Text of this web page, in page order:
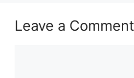
Leave a Comment